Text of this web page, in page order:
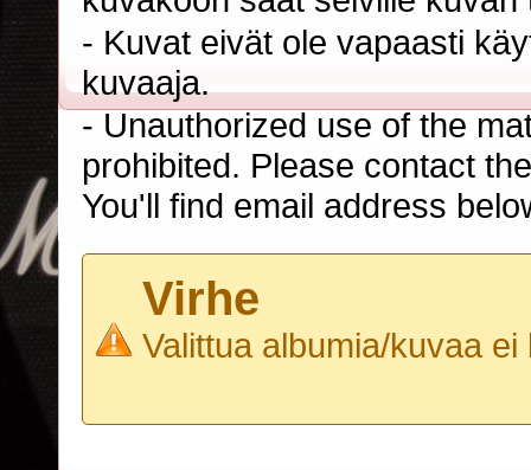
- Kuvat eivät ole vapaasti
kuvaaja.
- Unauthorized use of the
prohibited. Please contact
You'll find email address
Virhe
Valittua albumia/kuvaa ei